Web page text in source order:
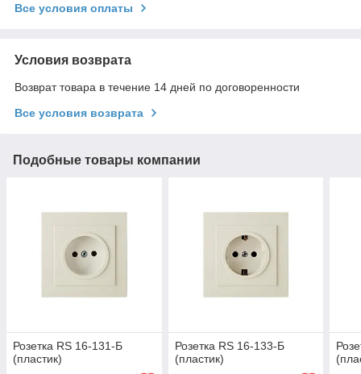
Все условия оплаты
Условия возврата
Возврат товара в течение 14 дней по договоренности
Все условия возврата
Подобные товары компании
Розетка RS 16-131-Б
(пластик)
Розетка RS 16-133-Б
(пластик)